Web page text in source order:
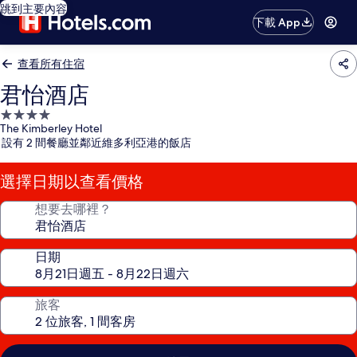
跳到主要內容
下載 App
查看所有住宿
君怡酒店
4.0
星
級
住
宿
The Kimberley Hotel
設有 2 間餐廳並鄰近維多利亞港的飯店
選擇日期以查看價格
想要去哪裡？
日期
旅客